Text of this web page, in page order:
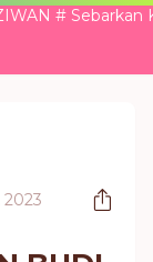
Kebaikan
2023